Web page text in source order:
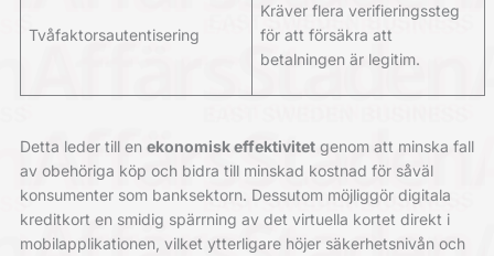
Tvåfaktorsautentisering
Kräver flera verifieringssteg
för att försäkra att
betalningen är legitim.
Detta leder till en ekonomisk effektivitetgenom att minska fall
av obehöriga köp och bidra till minskad kostnad för såväl
konsumenter som banksektorn. Dessutom möjliggör digitala
kreditkort en smidig spärrning av det virtuella kortet direkt i
mobilapplikationen, vilket ytterligare höjer säkerhetsnivån och